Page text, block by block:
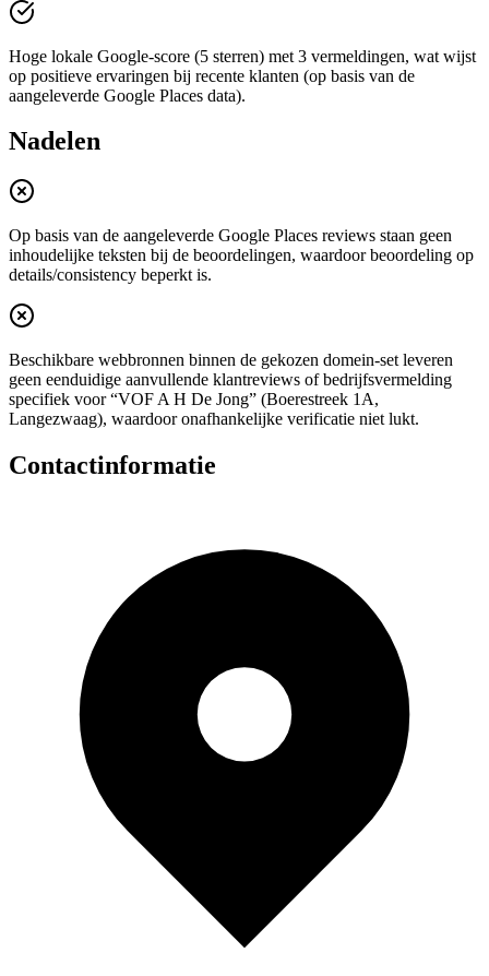
Hoge lokale Google-score (5 sterren) met 3 vermeldingen, wat wijst
op positieve ervaringen bij recente klanten (op basis van de
aangeleverde Google Places data).
Nadelen
Op basis van de aangeleverde Google Places reviews staan geen
inhoudelijke teksten bij de beoordelingen, waardoor beoordeling op
details/consistency beperkt is.
Beschikbare webbronnen binnen de gekozen domein-set leveren
geen eenduidige aanvullende klantreviews of bedrijfsvermelding
specifiek voor “VOF A H De Jong” (Boerestreek 1A,
Langezwaag), waardoor onafhankelijke verificatie niet lukt.
Contactinformatie